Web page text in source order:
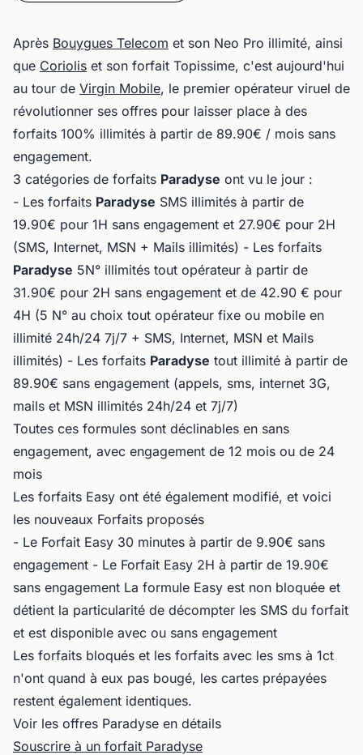
Après Bouygues Telecom et son Neo Pro illimité, ainsi
que Coriolis et son forfait Topissime, c'est aujourd'hui
au tour de Virgin Mobile, le premier opérateur viruel de
révolutionner ses offres pour laisser place à des
forfaits 100% illimités à partir de 89.90€ / mois sans
engagement.
3 catégories de forfaits Paradyse ont vu le jour :
- Les forfaits Paradyse SMS illimités à partir de
19.90€ pour 1H sans engagement et 27.90€ pour 2H
(SMS, Internet, MSN + Mails illimités) - Les forfaits
Paradyse 5N° illimités tout opérateur à partir de
31.90€ pour 2H sans engagement et de 42.90 € pour
4H (5 N° au choix tout opérateur fixe ou mobile en
illimité 24h/24 7j/7 + SMS, Internet, MSN et Mails
illimités) - Les forfaits Paradyse tout illimité à partir de
89.90€ sans engagement (appels, sms, internet 3G,
mails et MSN illimités 24h/24 et 7j/7)
Toutes ces formules sont déclinables en sans
engagement, avec engagement de 12 mois ou de 24
mois
Les forfaits Easy ont été également modifié, et voici
les nouveaux Forfaits proposés
- Le Forfait Easy 30 minutes à partir de 9.90€ sans
engagement - Le Forfait Easy 2H à partir de 19.90€
sans engagement La formule Easy est non bloquée et
détient la particularité de décompter les SMS du forfait
et est disponible avec ou sans engagement
Les forfaits bloqués et les forfaits avec les sms à 1ct
n'ont quand à eux pas bougé, les cartes prépayées
restent également identiques.
Voir les offres Paradyse en détails
Souscrire à un forfait Paradyse